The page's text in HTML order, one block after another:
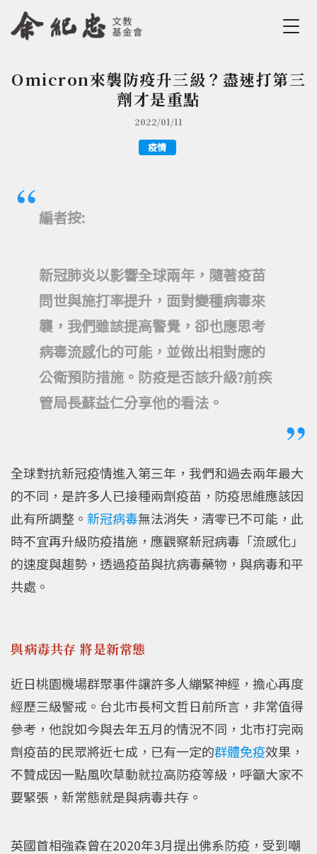
Jump to Navigation
Jump to Main content
您在這裡
Omicron來襲防疫升三級？盡速打第三
劑才是重點
2022/01/11
疫情
編者按:
新冠肺炎以影響全球兩年，隨著疫苗
問世與施打率提升，面對變種病毒來
襲，我們雖該提高警覺，卻也應思考
病毒流感化的可能，並做出相對應的
公衛預防措施。防疫是否該升級?前疾
管局長蘇益仁分享他的看法。
全球對抗新冠疫情進入第三年，我們和過去兩年最大
的不同，是許多人已接種兩劑疫苗，防疫思維應該因
此有所調整。 新冠病毒無法消失，清零已不可能，此
時不宜再升級防疫措施，應觀察新冠病毒「流感化」
的速度與趨勢，透過疫苗與抗病毒藥物，與病毒和平
共處。
與病毒共存 將是新常態
近日桃園機場群聚事件讓許多人繃緊神經，擔心再度
經歷三級警戒。台北市長柯文哲日前所言，非常值得
參考，他說如今與去年五月的情況不同，北市打完兩
劑疫苗的民眾將近七成，已有一定的群體免疫效果，
不贊成因一點風吹草動就拉高防疫等級，呼籲大家不
要緊張，新常態就是與病毒共存。
英國首相強森曾在2020年3月提出佛系防疫，受到嘲